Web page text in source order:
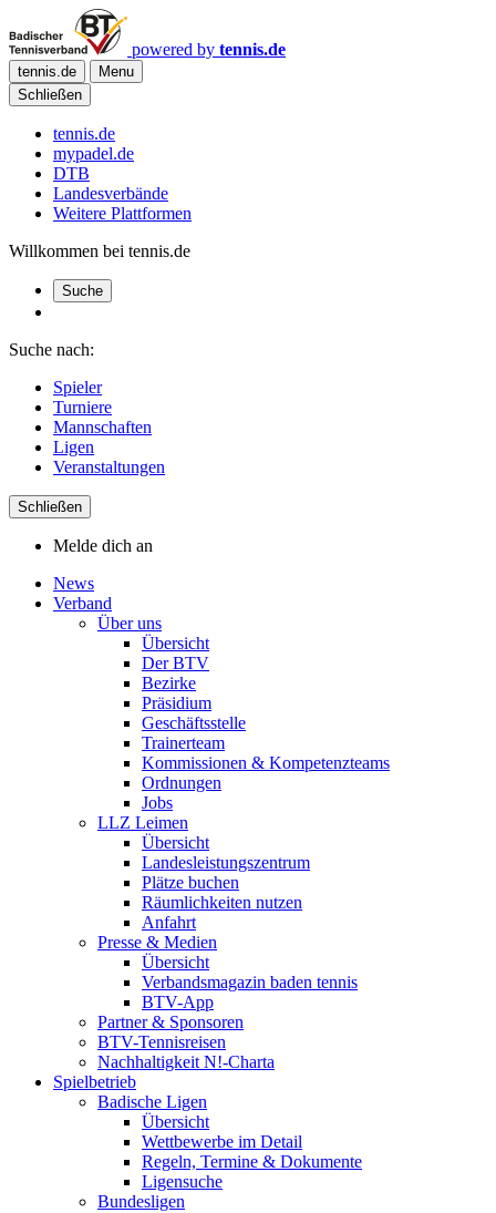
powered by tennis.de
tennis.de
Menu
Schließen
tennis.de
mypadel.de
DTB
Landesverbände
Weitere Plattformen
Willkommen bei tennis.de
Suche
Suche nach:
Spieler
Turniere
Mannschaften
Ligen
Veranstaltungen
Schließen
Melde dich an
News
Verband
Über uns
Übersicht
Der BTV
Bezirke
Präsidium
Geschäftsstelle
Trainerteam
Kommissionen & Kompetenzteams
Ordnungen
Jobs
LLZ Leimen
Übersicht
Landesleistungszentrum
Plätze buchen
Räumlichkeiten nutzen
Anfahrt
Presse & Medien
Übersicht
Verbandsmagazin baden tennis
BTV-App
Partner & Sponsoren
BTV-Tennisreisen
Nachhaltigkeit N!-Charta
Spielbetrieb
Badische Ligen
Übersicht
Wettbewerbe im Detail
Regeln, Termine & Dokumente
Ligensuche
Bundesligen